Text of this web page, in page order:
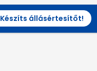
Készíts állásértesítőt!